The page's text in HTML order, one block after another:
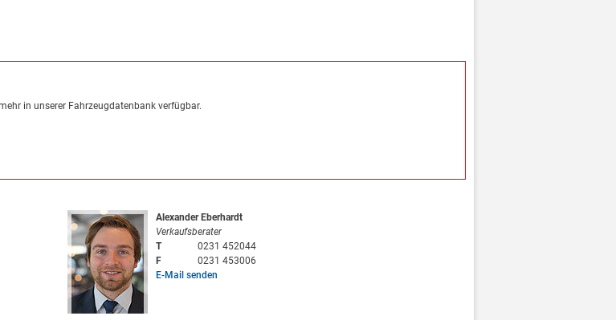
in unserer Fahrzeugdatenbank verfügbar.
Alexander Eberhardt
Verkaufsberater
T
0231 452044
F
0231 453006
E-Mail senden